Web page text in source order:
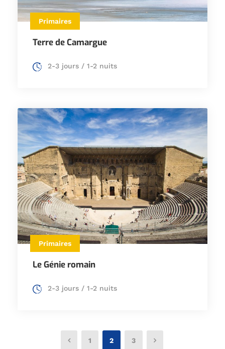
Primaires
Terre de Camargue
2-3 jours / 1-2 nuits
Primaires
Le Génie romain
2-3 jours / 1-2 nuits
1 2 3